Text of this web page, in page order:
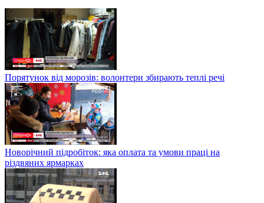
Порятунок від морозів: волонтери збирають теплі речі
Новорічний підробіток: яка оплата та умови праці на
різдвяних ярмарках